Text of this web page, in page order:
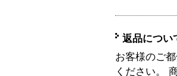
返品につい
お客様のご
ください。